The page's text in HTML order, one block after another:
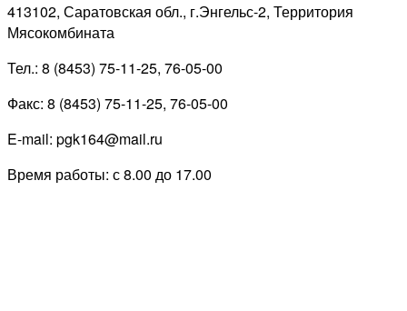
413102, Саратовская обл., г.Энгельс-2, Территория
Мясокомбината
Тел.: 8 (8453) 75-11-25, 76-05-00
Факс: 8 (8453) 75-11-25, 76-05-00
E-mail: pgk164@mail.ru
Время работы: с 8.00 до 17.00